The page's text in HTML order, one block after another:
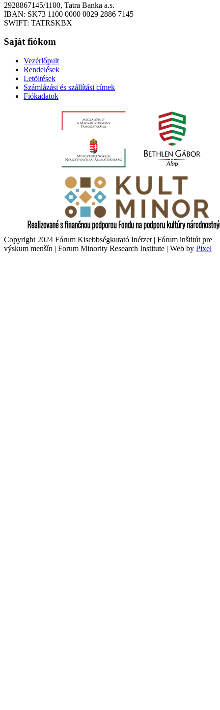
2928867145/1100, Tatra Banka a.s.
IBAN: SK73 1100 0000 0029 2886 7145
SWIFT: TATRSKBX
Saját fiókom
Vezérlőpult
Rendelések
Letöltések
Számlázási és szállítási címek
Fiókadatok
Copyright 2024 Fórum Kisebbségkutató Inétzet | Fórum inštitút pre
výskum menšín | Forum Minority Research Institute | Web by Pixel